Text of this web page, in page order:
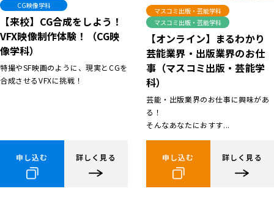
CG映像学科
【来校】CG合成をしよう！
VFX映像制作体験！（CG映
像学科）
特撮やSF映画のように、現実とCGを
合成させるVFXに挑戦！
申し込む 詳しく見る
マスコミ出版・芸能学科
マスコミ出版・芸能学科
【オンライン】まるわかり
芸能業界・出版業界のお仕
事（マスコミ出版・芸能学
科）
芸能・出版業界のお仕事に興味があ
る！
そんなあなたにおすす...
申し込む 詳しく見る